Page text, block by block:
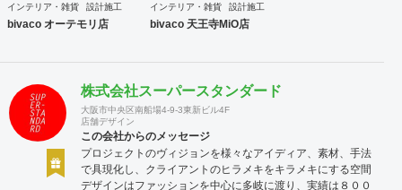
インテリア・雑貨 設計施工
bivaco オーテモリ店
インテリア・雑貨 設計施工
bivaco 天王寺MiO店
株式会社スーパースタンダード
大阪市中央区南船場4-9-3東新ビル4F
店舗デザイン
この会社からのメッセージ
プロジェクトのヴィジョンを様々なアイディア、素材、手法
で具現化し、クライアントのヒラメキをキラメキにする空間
デザインはファッションを中心に多岐に渡り、実績は８００